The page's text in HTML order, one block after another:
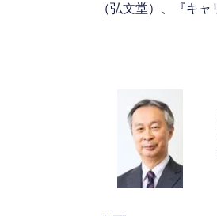
（弘文堂）、『キ